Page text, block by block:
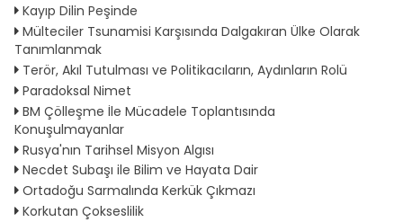
Kayıp Dilin Peşinde
Mülteciler Tsunamisi Karşısında Dalgakıran Ülke Olarak
Tanımlanmak
Terör, Akıl Tutulması ve Politikacıların, Aydınların Rolü
Paradoksal Nimet
BM Çölleşme İle Mücadele Toplantısında
Konuşulmayanlar
Rusya'nın Tarihsel Misyon Algısı
Necdet Subaşı ile Bilim ve Hayata Dair
Ortadoğu Sarmalında Kerkük Çıkmazı
Korkutan Çokseslilik